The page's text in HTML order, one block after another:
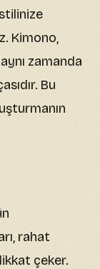
stilinize
Kimono,
zamanda
Bu
rahat
çeker.